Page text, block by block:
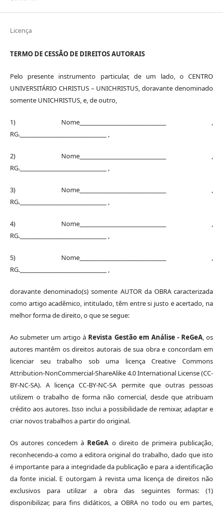
Licença
TERMO DE CESSÃO DE DIREITOS AUTORAIS
Pelo presente instrumento particular, de um lado, o CENTRO
UNIVERSITÁRIO CHRISTUS – UNICHRISTUS, doravante denominado
somente UNICHRISTUS, e, de outro,
1) Nome_____________________________ ,
RG._____________________________ ,
2) Nome_____________________________ ,
RG._____________________________ ,
3) Nome_____________________________ ,
RG._____________________________ ,
4) Nome_____________________________ ,
RG._____________________________ ,
5) Nome_____________________________ ,
RG._____________________________ ,
doravante denominado(s) somente AUTOR da OBRA caracterizada
como artigo acadêmico, intitulado, têm entre si justo e acertado, na
melhor forma de direito, o que se segue:
Ao submeter um artigo à Revista Gestão em Análise - ReGeA, os
autores mantêm os direitos autorais de sua obra e concordam em
licenciar seu trabalho sob uma licença Creative Commons
Attribution-NonCommercial-ShareAlike 4.0 International License (CC-
BY-NC-SA). A licença CC-BY-NC-SA permite que outras pessoas
utilizem o trabalho de forma não comercial, desde que atribuam
crédito aos autores. Isso inclui a possibilidade de remixar, adaptar e
criar novos trabalhos a partir do original.
Os autores concedem à ReGeA o direito de primeira publicação,
reconhecendo-a como a editora original do trabalho, dado que isto
é importante para a integridade da publicação e para a identificação
da fonte inicial. E outorgam à revista uma licença de direitos não
exclusivos para utilizar a obra das seguintes formas: (1)
disponibilizar, para fins didáticos, a OBRA no todo ou em partes,